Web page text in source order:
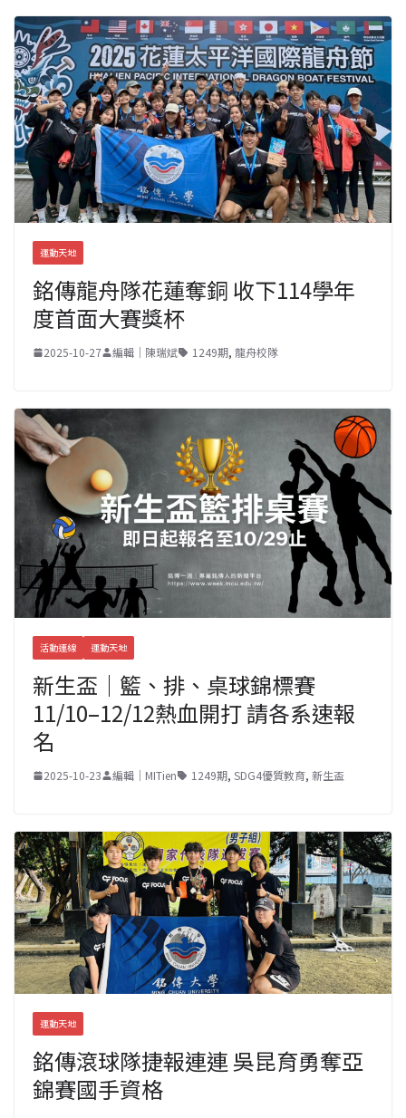
運動天地
銘傳龍舟隊花蓮奪銅 收下114學年
度首面大賽獎杯
2025-10-27 編輯｜陳瑞斌 1249期, 龍舟校隊
活動連線 運動天地
新生盃｜籃、排、桌球錦標賽
11/10–12/12熱血開打 請各系速報
名
2025-10-23 編輯｜MITien 1249期, SDG4優質教育, 新生盃
運動天地
銘傳滾球隊捷報連連 吳昆育勇奪亞
錦賽國手資格